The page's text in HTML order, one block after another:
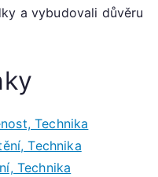
a vybudovali důvěru
Technika
Technika
Technika